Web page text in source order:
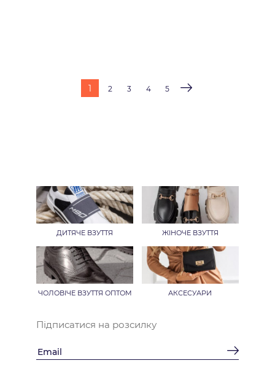
1 2 3 4 5
Підписатися на розсилку
ДИТЯЧЕ ВЗУТТЯ ЖІНОЧЕ ВЗУТТЯ
ЧОЛОВІЧЕ ВЗУТТЯ ОПТОМ АКСЕСУАРИ